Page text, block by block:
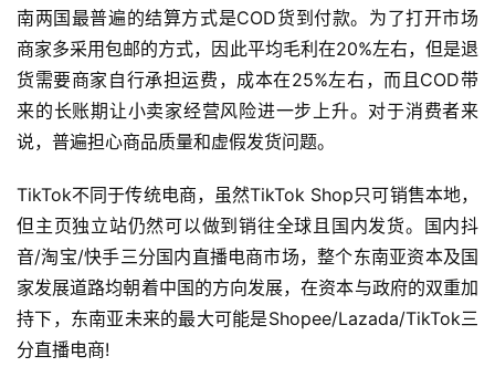
南两国最普遍的结算方式是COD货到付款。为了打开市场
商家多采用包邮的方式，因此平均毛利在20%左右，但是退
货需要商家自行承担运费，成本在25%左右，而且COD带
来的长账期让小卖家经营风险进一步上升。对于消费者来
说，普遍担心商品质量和虚假发货问题。
TikTok不同于传统电商，虽然TikTok Shop只可销售本地，
但主页独立站仍然可以做到销往全球且国内发货。国内抖
音/淘宝/快手三分国内直播电商市场，整个东南亚资本及国
家发展道路均朝着中国的方向发展，在资本与政府的双重加
持下，东南亚未来的最大可能是Shopee/Lazada/TikTok三
分直播电商!